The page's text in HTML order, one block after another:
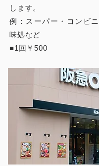
します。
例：スーパー・コンビ
味処など
■1回￥500